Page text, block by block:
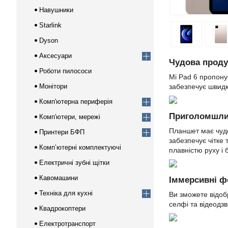
Чудова
Mi Pad 6
забезпечує
Планшет має
забезпечує
плавністю руху
Іммерсивні
Ви зможете
селфі та
Навушники
Starlink
Dyson
Аксесуари
Роботи пилососи
Монітори
Комп'ютерна периферія
Комп'ютери, мережі
Принтери БФП
Компʼютерні комплектуючі
Електричні зубні щітки
Кавомашини
Техніка для кухні
Квадрокоптери
Електротранспорт